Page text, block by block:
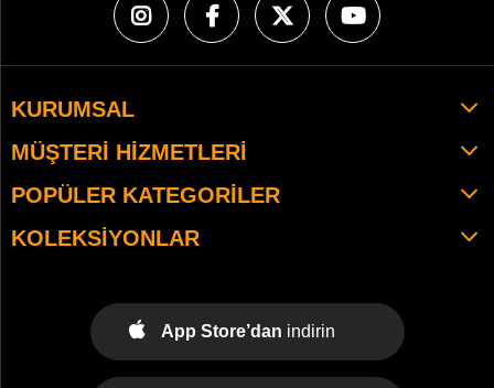
KURUMSAL
MÜŞTERI HIZMETLERI
POPÜLER KATEGORILER
KOLEKSIYONLAR
App Store’dan indirin